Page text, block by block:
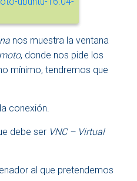
nos muestra la ventana
, donde nos pide los
mínimo, tendremos que
conexión.
debe ser VNC – Virtual
al que pretendemos